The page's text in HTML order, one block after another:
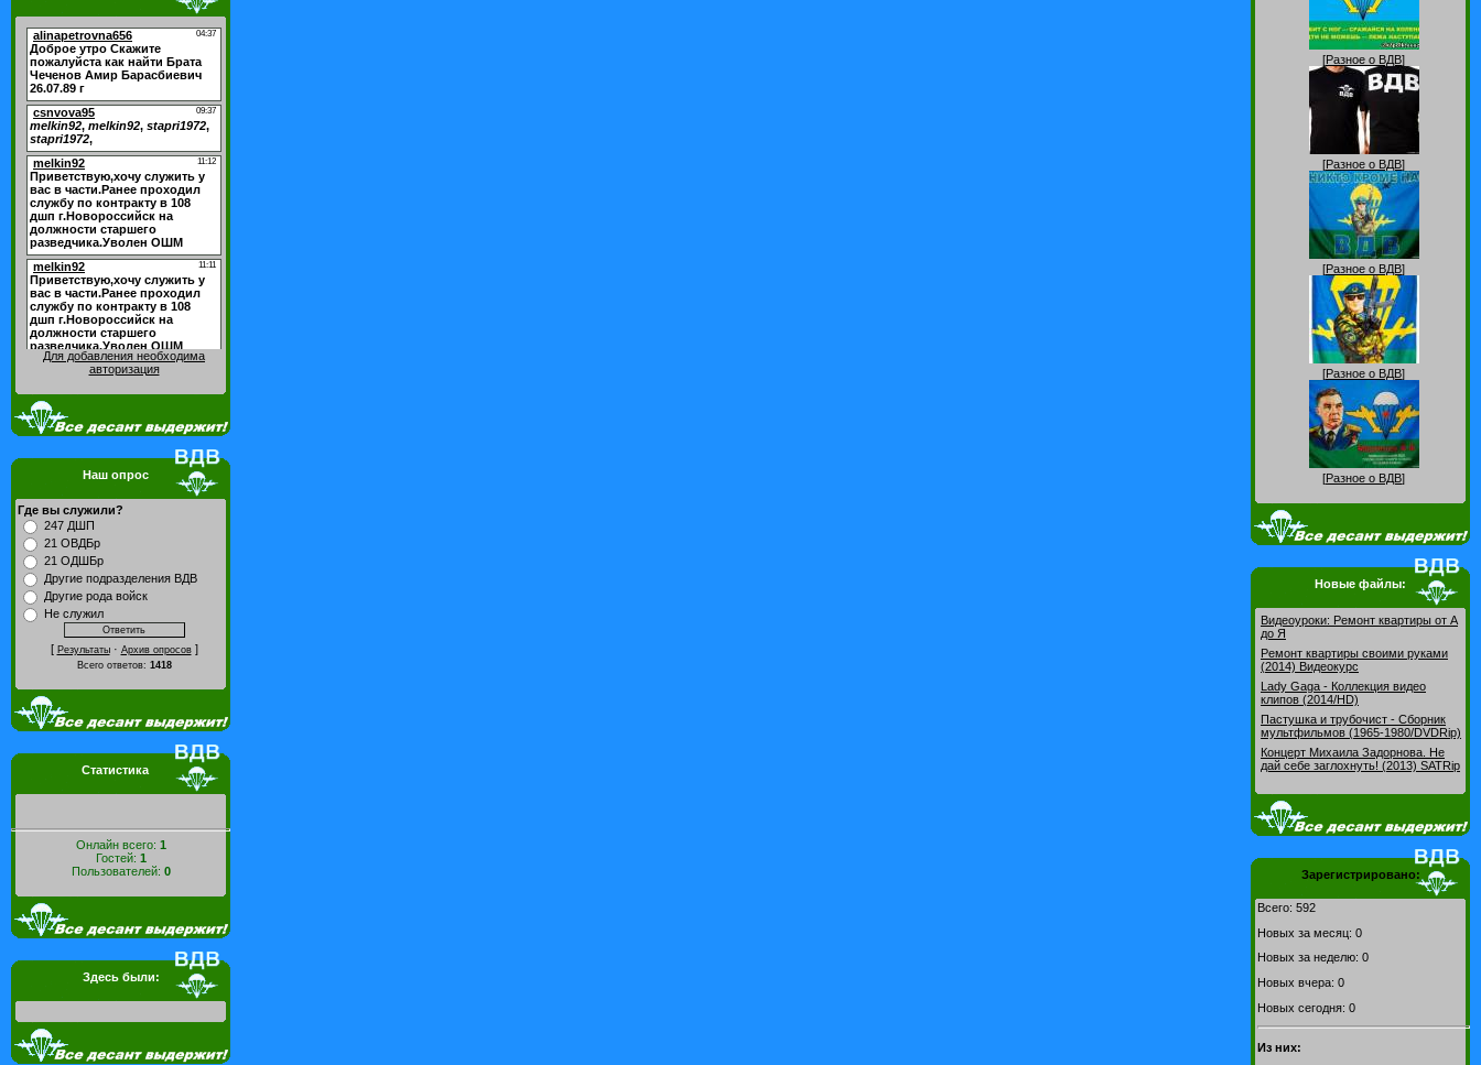
Для добавления необходима
авторизация
Наш опрос
Где вы служили?
247 ДШП
21 ОВДБр
21 ОДШБр
Другие подразделения ВДВ
Другие рода войск
Не служил
[ Результаты· Архив опросов]
Всего ответов: 1418
Статистика
Онлайн всего: 1
Гостей: 1
Пользователей: 0
Здесь были:
[Разное о ВДВ]
[Разное о ВДВ]
[Разное о ВДВ]
[Разное о ВДВ]
[Разное о ВДВ]
Новые файлы:
Видеоуроки: Pемонт квартиры от А
до Я
Ремонт квартиры своими руками
(2014) Видеокурс
Lady Gaga - Коллекция видео
клипов (2014/HD)
Пастушка и трубочист - Сборник
мультфильмов (1965-1980/DVDRip)
Концерт Михаила Задорнова. Не
дай себе заглохнуть! (2013) SATRip
Зарегистрировано:
Всего: 592
Новых за месяц: 0
Новых за неделю: 0
Новых вчера: 0
Новых сегодня: 0
Из них: